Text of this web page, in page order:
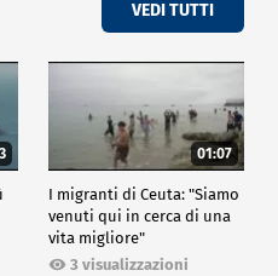
VEDI TUTTI
01:07
I migranti di Ceuta: "Siamo
venuti qui in cerca di una
vita migliore"
3 visualizzazioni